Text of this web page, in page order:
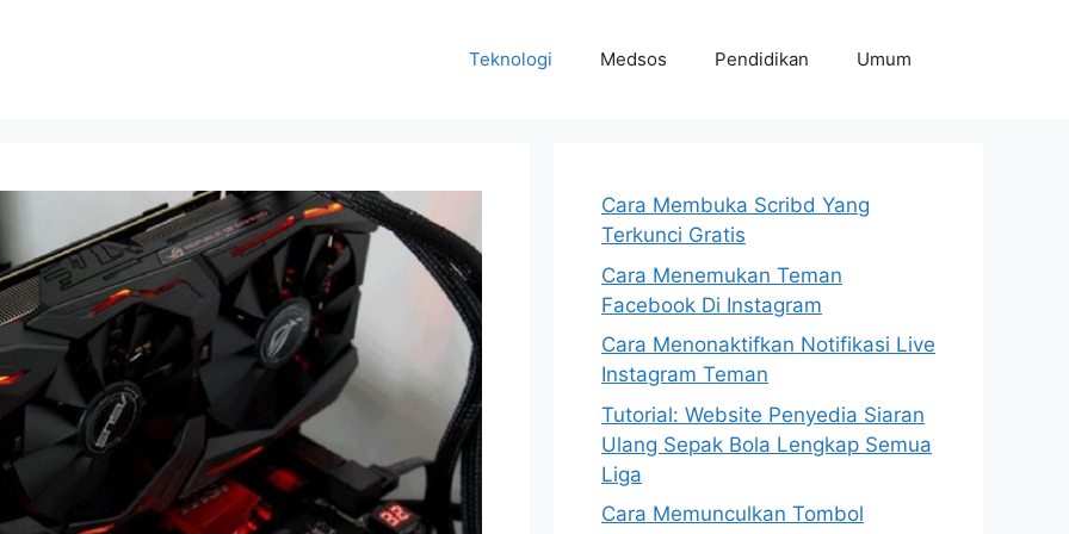
Teknologi Medsos Pendidikan Umum
Cara Membuka Scribd Yang
Terkunci Gratis
Cara Menemukan Teman
Facebook Di Instagram
Cara Menonaktifkan Notifikasi Live
Instagram Teman
Tutorial: Website Penyedia Siaran
Ulang Sepak Bola Lengkap Semua
Liga
Cara Memunculkan Tombol